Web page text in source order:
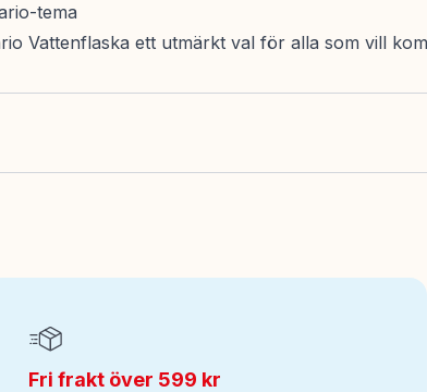
tema
Vattenflaska ett utmärkt val för alla som vill
Fri frakt över 599 kr